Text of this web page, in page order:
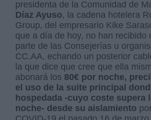
presidenta de la Comunidad de
Díaz Ayuso, la cadena hotelera
Group, del empresario Kike
que a día de hoy, no han recibido
parte de las Consejerías u
CC.AA, echando un posterior
la que dice que cree que ella
abonará los 80€ por noche,
el uso de la suite principal
hospedada -cuyo coste supera
noche- desde su aislamiento